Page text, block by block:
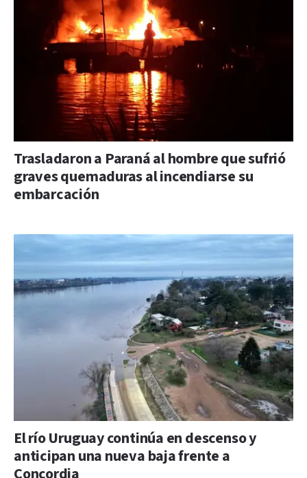
Trasladaron a Paraná al hombre que sufrió
graves quemaduras al incendiarse su
embarcación
El río Uruguay continúa en descenso y
anticipan una nueva baja frente a
Concordia